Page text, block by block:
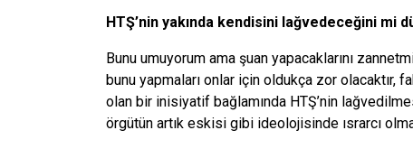
HTŞ’nin yakında kendisini lağvedeceğini mi
Bunu umuyorum ama şuan yapacaklarını
bunu yapmaları onlar için oldukça zor olacaktır,
olan bir inisiyatif bağlamında HTŞ’nin
örgütün artık eskisi gibi ideolojisinde ısrarcı